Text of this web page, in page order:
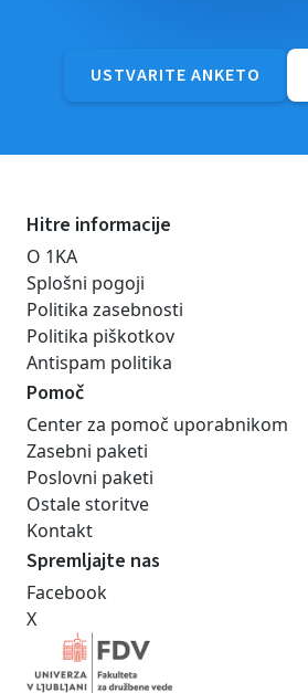
USTVARITE ANKETO
Hitre informacije
O 1KA
Splošni pogoji
Politika zasebnosti
Politika piškotkov
Antispam politika
Pomoč
Center za pomoč uporabnikom
Zasebni paketi
Poslovni paketi
Ostale storitve
Kontakt
Spremljajte nas
Facebook
X